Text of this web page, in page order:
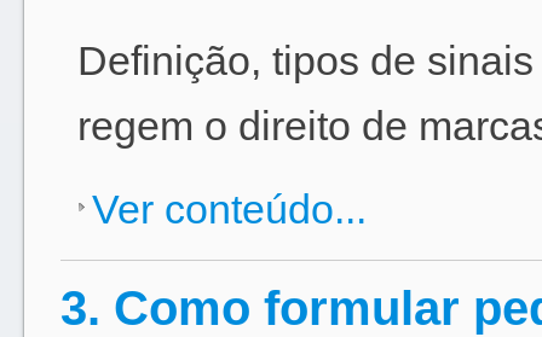
Definição, tipos de
regem o direito de
Ver conteúdo...
3. Como formular